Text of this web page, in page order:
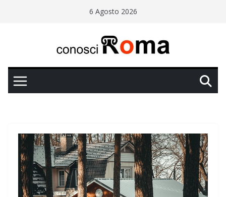
6 Agosto 2026